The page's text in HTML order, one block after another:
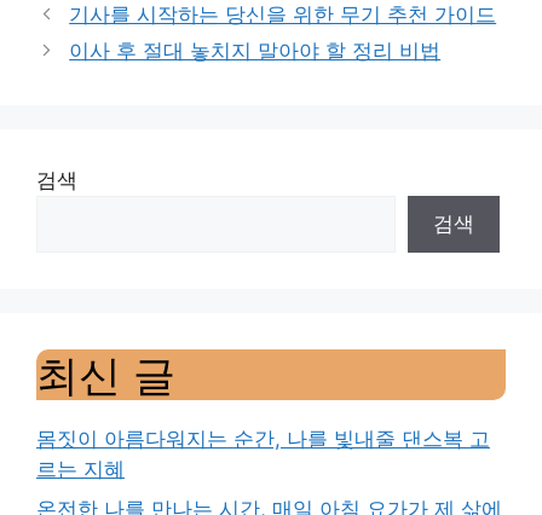
기사를 시작하는 당신을 위한 무기 추천 가이드
이사 후 절대 놓치지 말아야 할 정리 비법
검색
검색
최신 글
몸짓이 아름다워지는 순간, 나를 빛내줄 댄스복 고
르는 지혜
온전한 나를 만나는 시간, 매일 아침 요가가 제 삶에